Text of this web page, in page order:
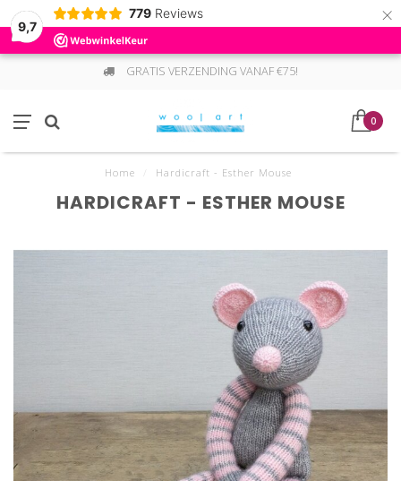
9,7
779 Reviews ×
GRATIS VERZENDING VANAF €75!
0
Home Hardicraft - Esther Mouse
HARDICRAFT - ESTHER MOUSE